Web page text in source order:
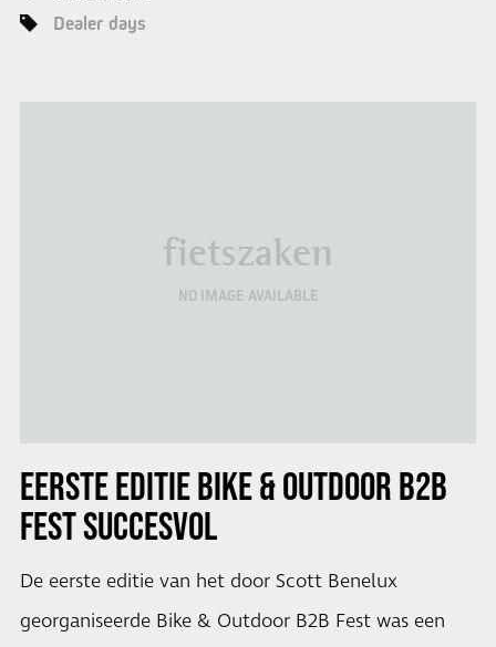
Dealer days
fietszaken
NO IMAGE AVAILABLE
EERSTE EDITIEBIKE & OUTDOOR B2B
FESTSUCCESVOL
De eerste editie van het door Scott Benelux
georganiseerde Bike & Outdoor B2B Fest was een